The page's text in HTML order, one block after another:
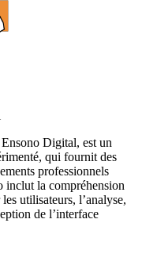
Digital, est un
qui fournit des
professionnels
inclut la compréhension
utilisateurs, l’analyse,
de l’interface